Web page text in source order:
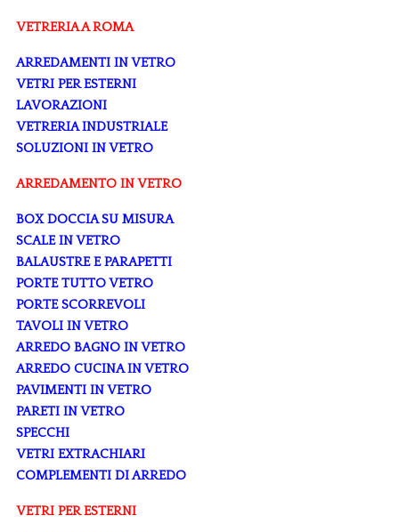
VETRERIA A ROMA
ARREDAMENTI IN VETRO
VETRI PER ESTERNI
LAVORAZIONI
VETRERIA INDUSTRIALE
SOLUZIONI IN VETRO
ARREDAMENTO IN VETRO
BOX DOCCIA SU MISURA
SCALE IN VETRO
BALAUSTRE E PARAPETTI
PORTE TUTTO VETRO
PORTE SCORREVOLI
TAVOLI IN VETRO
ARREDO BAGNO IN VETRO
ARREDO CUCINA IN VETRO
PAVIMENTI IN VETRO
PARETI IN VETRO
SPECCHI
VETRI EXTRACHIARI
COMPLEMENTI DI ARREDO
VETRI PER ESTERNI